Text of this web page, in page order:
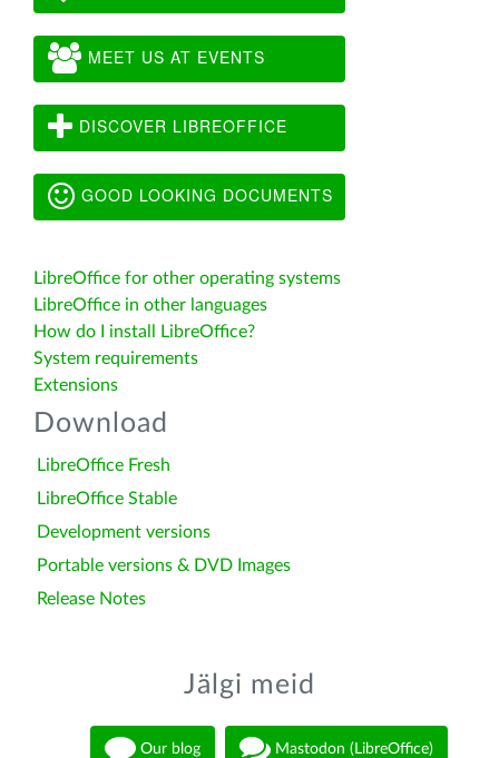
MEET US AT EVENTS
DISCOVER LIBREOFFICE
GOOD LOOKING DOCUMENTS
LibreOffice for other operating systems
LibreOffice in other languages
How do I install LibreOffice?
System requirements
Extensions
Download
LibreOffice Fresh
LibreOffice Stable
Development versions
Portable versions & DVD Images
Release Notes
Jälgi meid
Our blog Mastodon (LibreOffice)